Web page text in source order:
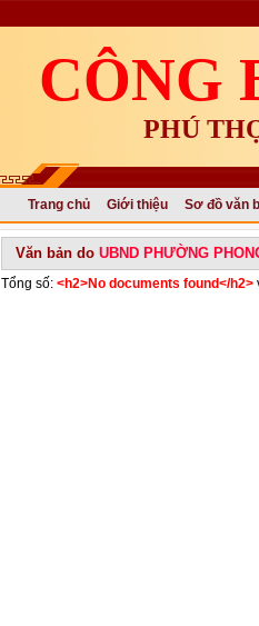
CÔNG
PHÚ
Trang chủ Giới thiệu
Sơ đồ văn
Văn bản do UBND PHƯỜNG
Tổng số: <h2>No documents found</h2>